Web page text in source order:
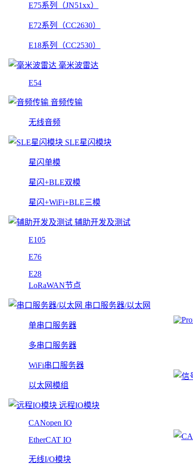
E75系列（JN51xx）
E72系列（CC2630）
E18系列（CC2530）
毫米波雷达
E54
音频传输
无线音频
SLE星闪模块
星闪单模
星闪+BLE双模
星闪+WiFi+BLE三模
辅助开发及测试
E105
E76
E28
LoRaWAN节点
串口服务器/以太网
单串口服务器
多串口服务器
WiFi串口服务器
以太网模组
远程IO模块
CANopen IO
EtherCAT IO
无线I/O模块